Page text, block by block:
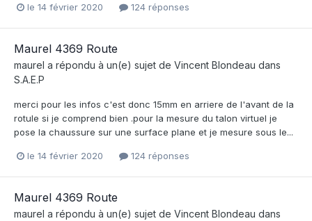
le 14 février 2020 124 réponses
Maurel 4369 Route
maurel a répondu à un(e) sujet de Vincent Blondeau dans
S.A.E.P
merci pour les infos c'est donc 15mm en arriere de l'avant de la
rotule si je comprend bien .pour la mesure du talon virtuel je
pose la chaussure sur une surface plane et je mesure sous le...
le 14 février 2020 124 réponses
Maurel 4369 Route
maurel a répondu à un(e) sujet de Vincent Blondeau dans